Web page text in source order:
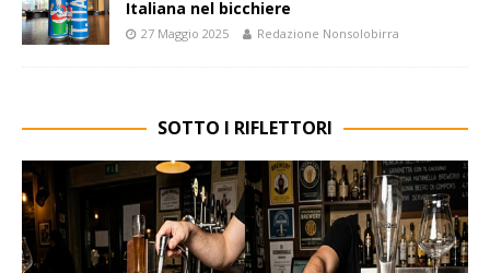
Italiana nel bicchiere
27 Maggio 2025 Redazione Nonsolobirra
SOTTO I RIFLETTORI